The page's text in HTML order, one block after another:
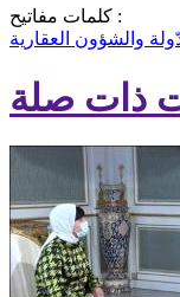
كلمات مفاتيح :
والشؤون العقارية
ذات صلة